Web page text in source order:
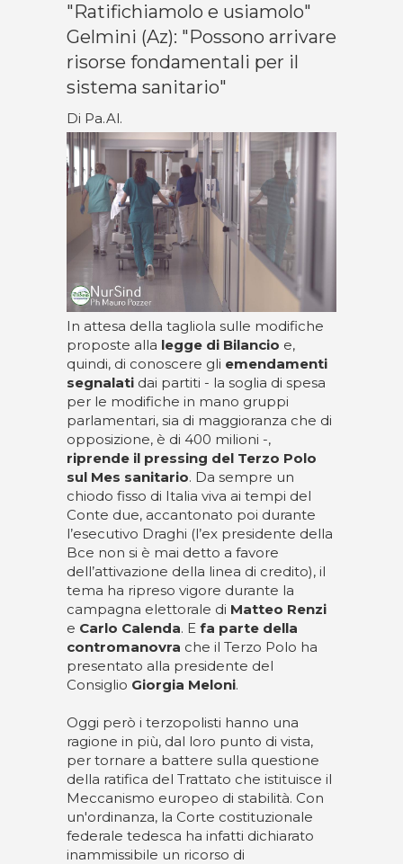
"Ratifichiamolo e usiamolo"
Gelmini (Az): "Possono arrivare
risorse fondamentali per il
sistema sanitario"
Di Pa.Al.
In attesa della tagliola sulle modifiche
proposte alla legge di Bilancio e,
quindi, di conoscere gli emendamenti
segnalati dai partiti - la soglia di spesa
per le modifiche in mano gruppi
parlamentari, sia di maggioranza che di
opposizione, è di 400 milioni -,
riprende il pressing del Terzo Polo
sul Mes sanitario. Da sempre un
chiodo fisso di Italia viva ai tempi del
Conte due, accantonato poi durante
l’esecutivo Draghi (l’ex presidente della
Bce non si è mai detto a favore
dell’attivazione della linea di credito), il
tema ha ripreso vigore durante la
campagna elettorale di Matteo Renzi
e Carlo Calenda. E fa parte della
contromanovra che il Terzo Polo ha
presentato alla presidente del
Consiglio Giorgia Meloni.
Oggi però i terzopolisti hanno una
ragione in più, dal loro punto di vista,
per tornare a battere sulla questione
della ratifica del Trattato che istituisce il
Meccanismo europeo di stabilità. Con
un'ordinanza, la Corte costituzionale
federale tedesca ha infatti dichiarato
inammissibile un ricorso di